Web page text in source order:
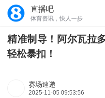
直播吧
体育资讯，快人一步
精准制导！阿尔瓦拉
轻松暴扣！
赛场速递
2025-11-05 09:53:56